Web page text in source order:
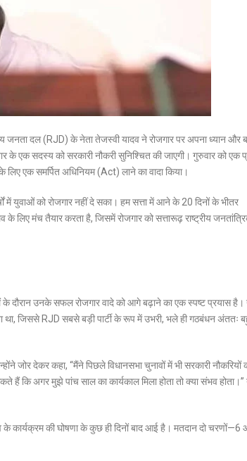
जनता दल (RJD) के नेतातेजस्वी यादवने रोजगार पर अपना ध्यान और
के एक सदस्य कोसरकारी नौकरीसुनिश्चित की जाएगी। गुरुवार को एक
लिए एक समर्पितअधिनियम(Act) लाने का वादा किया।
में युवाओं को रोजगार नहीं दे सका। हम सत्ता में आने के 20 दिनों के भीतर
के लिए मंच तैयार करता है, जिसमें रोजगार को सत्तारूढ़ राष्ट्रीय
के दौरान उनके सफल रोजगार वादे को आगे बढ़ाने का एक स्पष्ट प्रयास
जिससे RJD सबसे बड़ी पार्टी के रूप में उभरी, भले ही गठबंधन अंततः
जोर देकर कहा, “मैंने पिछले विधानसभा चुनावों में भी सरकारी नौकरियों
हैं कि अगर मुझे पांच साल का कार्यकाल मिला होता तो क्या संभव
के कार्यक्रम की घोषणा के कुछ ही दिनों बाद आई है। मतदान दो चरणों—6